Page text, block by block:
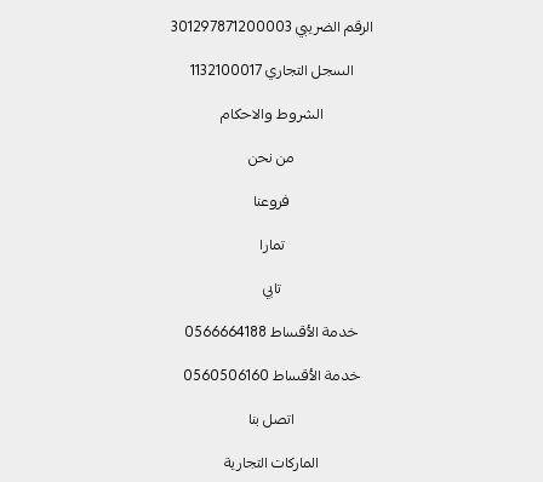
الرقم الضريبي 301297871200003
السجل التجاري 1132100017
الشروط والاحكام
من نحن
فروعنا
تمارا
تابي
خدمة الأقساط 0566664188
خدمة الأقساط 0560506160
اتصل بنا
الماركات التجارية